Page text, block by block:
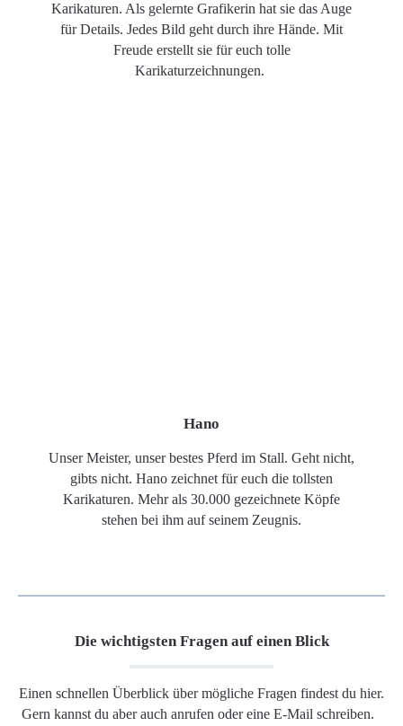
Karikaturen. Als gelernte Grafikerin hat sie das Auge
für Details. Jedes Bild geht durch ihre Hände. Mit
Freude erstellt sie für euch tolle
Karikaturzeichnungen.
Hano
Unser Meister, unser bestes Pferd im Stall. Geht nicht,
gibts nicht. Hano zeichnet für euch die tollsten
Karikaturen. Mehr als 30.000 gezeichnete Köpfe
stehen bei ihm auf seinem Zeugnis.
Die wichtigsten Fragen auf einen Blick
Einen schnellen Überblick über mögliche Fragen findest du hier.
Gern kannst du aber auch anrufen oder eine E-Mail schreiben.